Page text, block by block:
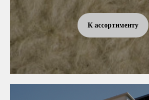
К ассортименту